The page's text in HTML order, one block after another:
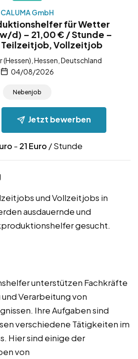
CALUMA GmbH
für Wetter
d) – 21,00 € / Stunde –
Vollzeitjob
Hessen, Deutschland
04/08/2026
Nebenjob
Jetzt bewerben
- 21 Euro / Stunde
und Vollzeitjobs in
ausdauernde und
gesucht.
unterstützen Fachkräfte
Verarbeitung von
Ihre Aufgaben sind
verschiedene Tätigkeiten im
Hier sind einige der
von